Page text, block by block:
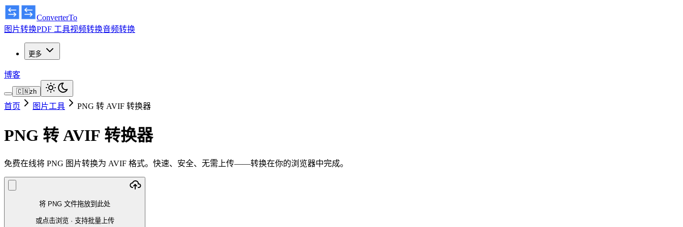
ConverterTo
图片转换PDF 工具视频转换音频转换
更多
博客
🇨🇳zh
首页 图片工具 PNG 转 AVIF 转换器
PNG 转 AVIF 转换器
免费在线将 PNG 图片转换为 AVIF 格式。快速、安全、无需上传——转换在你的浏览器中完成。
将 PNG 文件拖放到此处
或点击浏览· 支持批量上传